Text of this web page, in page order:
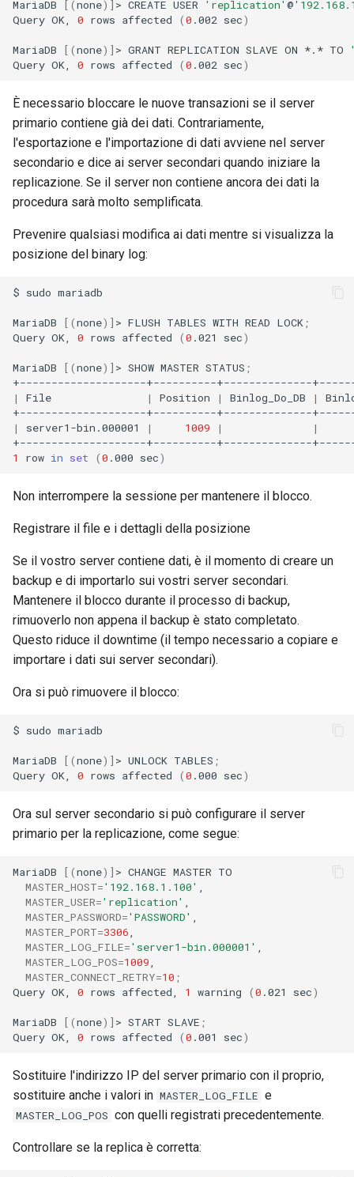
MariaDB [(none)] > CREATE USER 'replication' @
Query OK, 0 rows affected (0 .002 sec)
MariaDB [(none)] > GRANT REPLICATION SLAVE ON *.* TO
Query OK, 0 rows affected (0 .002 sec)
È necessario bloccare le nuove transazioni se il server
primario contiene già dei dati. Contrariamente,
l'esportazione e l'importazione di dati avviene nel server
secondario e dice ai server secondari quando iniziare la
replicazione. Se il server non contiene ancora dei dati la
procedura sarà molto semplificata.
Prevenire qualsiasi modifica ai dati mentre si visualizza la
posizione del binary log:
$ sudo mariadb
MariaDB [(none)] > FLUSH TABLES WITH READ LOCK ;
Query OK, 0 rows affected (0 .021 sec)
MariaDB [(none)] > SHOW MASTER STATUS ;
| File | Position | Binlog_Do_DB |
| server1-bin.000001 | 1009 | |
1 row in set (0 .000 sec)
Non interrompere la sessione per mantenere il blocco.
Registrare il file e i dettagli della posizione
Se il vostro server contiene dati, è il momento di creare un
backup e di importarlo sui vostri server secondari.
Mantenere il blocco durante il processo di backup,
rimuoverlo non appena il backup è stato completato.
Questo riduce il downtime (il tempo necessario a copiare e
importare i dati sui server secondari).
Ora si può rimuovere il blocco:
$ sudo mariadb
MariaDB [(none)] > UNLOCK TABLES ;
Query OK, 0 rows affected (0 .000 sec)
Ora sul server secondario si può configurare il server
primario per la replicazione, come segue:
MariaDB [(none)] > CHANGE MASTER
MASTER_HOST='192.168.1.100'
MASTER_USER='replication'
MASTER_PASSWORD='PASSWORD'
MASTER_PORT=3306
MASTER_LOG_FILE='server1-bin.000001'
MASTER_LOG_POS=1009
MASTER_CONNECT_RETRY=10 ;
Query OK, 0 rows affected, 1 warning (0 .021 sec)
MariaDB [(none)] > START SLAVE ;
Query OK, 0 rows affected (0 .001 sec)
Sostituire l'indirizzo IP del server primario con il proprio,
sostituire anche i valori in MASTER_LOG_FILE e
MASTER_LOG_POS con quelli registrati precedentemente.
Controllare se la replica è corretta: